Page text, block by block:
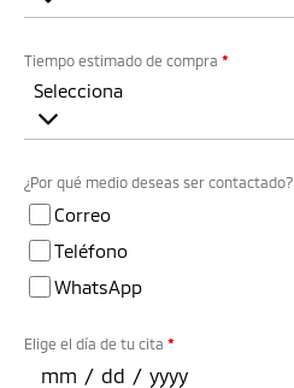
Tiempo estimado de compra *
Selecciona
¿Por qué medio deseas ser contactado?
Correo
Teléfono
WhatsApp
Elige el día de tu cita *
mm / dd / yyyy